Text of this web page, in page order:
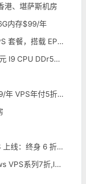
港、堪萨斯机房
内存$99/年
马来西亚主机商 SVR4U 推出年付 VPS 套餐，搭载 EPYC/至强铂金，支持支付宝
DediRock 新上高性能VPS 年付25美元 I9 CPU DDr5内存 纽约机房
HawkHost/老鹰主机 虚拟主机3折$19/年 VPS年付5折$25/年
AirNode 荷兰阿姆斯特丹 NVMe VPS 上线：终身 6 折，€1.99/月起，2.5Tbit/s DDoS 防护
DesiVPS AMD Ryzen系列和Windows VPS系列7折,Intel系列年付11.6美元